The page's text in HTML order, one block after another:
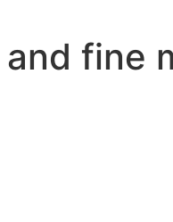
fine